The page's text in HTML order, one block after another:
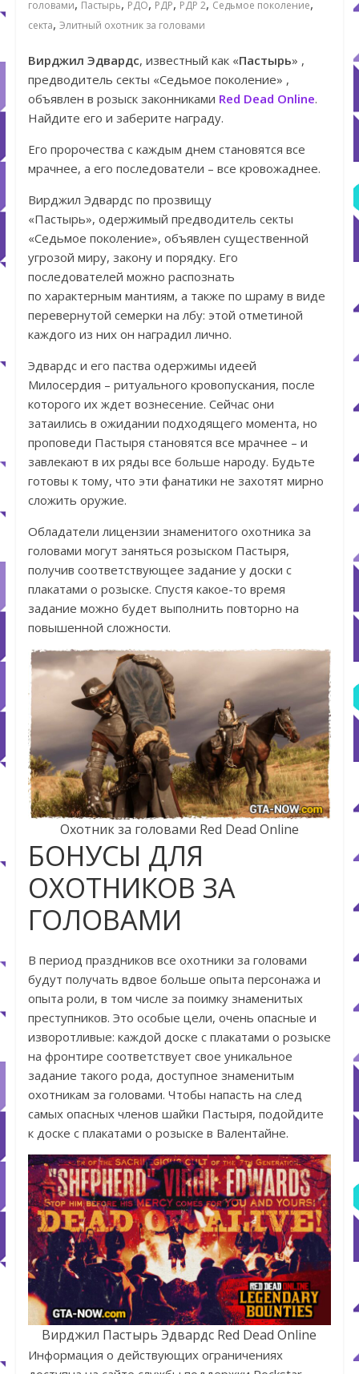
головами, Пастырь, РДО, РДР, РДР 2, Седьмое поколение,
секта, Элитный охотник за головами
Вирджил Эдвардс, известный как «Пастырь» ,
предводитель секты «Седьмое поколение» ,
объявлен в розыск законниками Red Dead Online.
Найдите его и заберите награду.
Его пророчества с каждым днем становятся все
мрачнее, а его последователи – все кровожаднее.
Вирджил Эдвардс по прозвищу
«Пастырь», одержимый предводитель секты
«Седьмое поколение», объявлен существенной
угрозой миру, закону и порядку. Его
последователей можно распознать
по характерным мантиям, а также по шраму в виде
перевернутой семерки на лбу: этой отметиной
каждого из них он наградил лично.
Эдвардс и его паства одержимы идеей
Милосердия – ритуального кровопускания, после
которого их ждет вознесение. Сейчас они
затаились в ожидании подходящего момента, но
проповеди Пастыря становятся все мрачнее – и
завлекают в их ряды все больше народу. Будьте
готовы к тому, что эти фанатики не захотят мирно
сложить оружие.
Обладатели лицензии знаменитого охотника за
головами могут заняться розыском Пастыря,
получив соответствующее задание у доски с
плакатами о розыске. Спустя какое-то время
задание можно будет выполнить повторно на
повышенной сложности.
Охотник за головами Red Dead Online
БОНУСЫ ДЛЯ
ОХОТНИКОВ ЗА
ГОЛОВАМИ
В период праздников все охотники за головами
будут получать вдвое больше опыта персонажа и
опыта роли, в том числе за поимку знаменитых
преступников. Это особые цели, очень опасные и
изворотливые: каждой доске с плакатами о розыске
на фронтире соответствует свое уникальное
задание такого рода, доступное знаменитым
охотникам за головами. Чтобы напасть на след
самых опасных членов шайки Пастыря, подойдите
к доске с плакатами о розыске в Валентайне.
Вирджил Пастырь Эдвардс Red Dead Online
Информация о действующих ограничениях